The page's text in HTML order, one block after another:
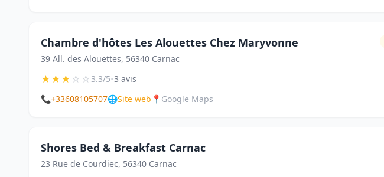
Chambre d'hôtes Les Alouettes Chez Maryvonne
39 All. des Alouettes, 56340 Carnac
★★★☆☆3.3/5•3 avis
📞+33608105707🌐Site web 📍 Google Maps
Shores Bed & Breakfast Carnac
23 Rue de Courdiec, 56340 Carnac